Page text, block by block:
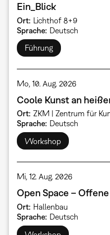
Ein_Blick
Ort Lichthof 8+9
Sprache Deutsch
Führung
Mo, 10. Aug. 2026
Coole Kunst an
Ort ZKM | Zentrum für
Sprache Deutsch
Workshop
Mi, 12. Aug. 2026
Open Space –
Ort Hallenbau
Sprache Deutsch